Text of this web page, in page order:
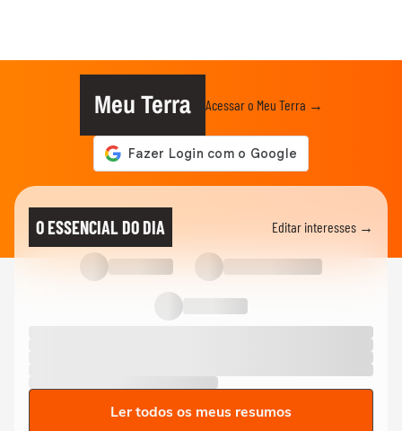
Meu Terra Acessar o Meu Terra →
O ESSENCIAL DO DIA Editar interesses →
Ler todos os meus resumos